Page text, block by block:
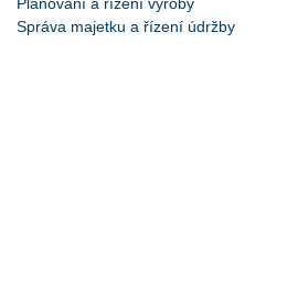
Správa majetku a řízení údržby